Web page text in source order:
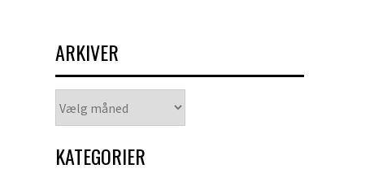
ARKIVER
KATEGORIER